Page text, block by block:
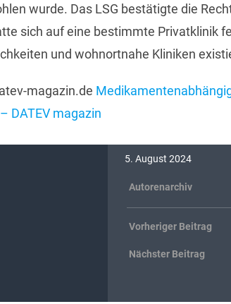
wurde. Das LSG bestätigte die
sich auf eine bestimmte Privatklinik
und wohnortnahe Kliniken
magazin.de
DATEV magazin
5. August 2024
Autorenarchiv
Vorheriger Beitrag
Nächster Beitrag